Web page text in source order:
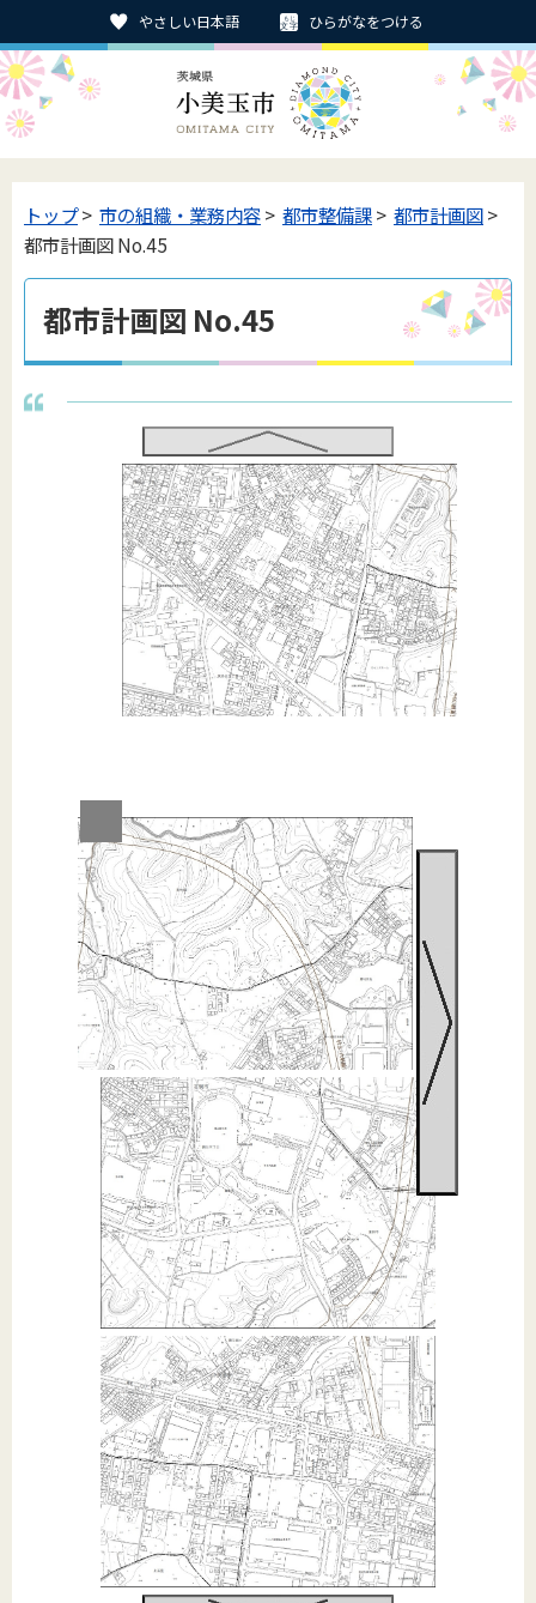
やさしい日本語 ひらがなをつける
トップ> 市の組織・業務内容> 都市整備課> 都市計画図>
都市計画図 No.45
都市計画図 No.45